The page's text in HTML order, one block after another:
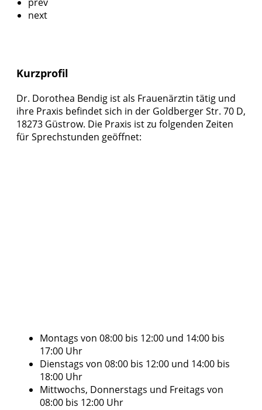
next
Kurzprofil
Dr. Dorothea Bendig ist als Frauenärztin tätig und
ihre Praxis befindet sich in der Goldberger Str. 70 D,
18273 Güstrow. Die Praxis ist zu folgenden Zeiten
für Sprechstunden geöffnet:
Montags von 08:00 bis 12:00 und 14:00 bis
17:00 Uhr
Dienstags von 08:00 bis 12:00 und 14:00 bis
18:00 Uhr
Mittwochs, Donnerstags und Freitags von
08:00 bis 12:00 Uhr